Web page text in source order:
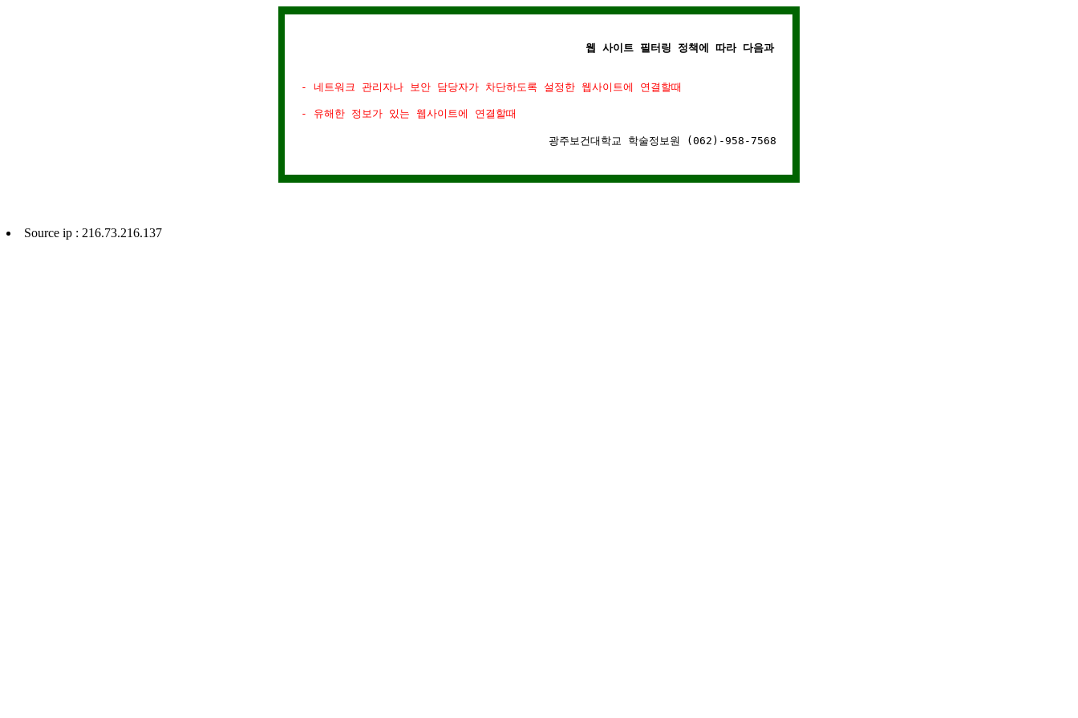
웹 사이트 필터링 정책에 따라 다음과 같은 경우에는 웹사이트 연결이 차단됩니다.
- 네트워크 관리자나 보안 담당자가 차단하도록 설정한 웹사이트에 연결할때
- 유해한 정보가 있는 웹사이트에 연결할때
광주보건대학교 학술정보원 (062)-958-7568
Source ip : 216.73.216.137